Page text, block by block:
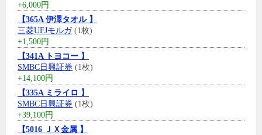
+6,000円
【365A 伊澤タオル 】
三菱UFJモルガ(1枚)
+1,500円
【341A トヨコー 】
SMBC日興証券 (1枚)
+14,100円
【335A ミライロ 】
SMBC日興証券 (1枚)
+39,100円
【5016 ＪＸ金属 】